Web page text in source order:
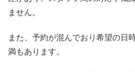
ません。
また、予約が混んでおり希望の日
満もあります。